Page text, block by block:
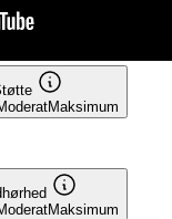
Maksimum
Maksimum